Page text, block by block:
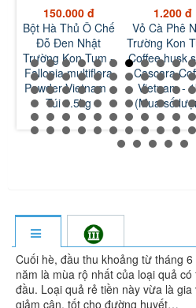
150.000 đ
Bột Hà Thủ Ô Chế
Đỗ Đen Nhật
Trường Kon Tum -
Fallopia multiflora
Powder Vietnam -
Túi 0.5kg
1.200 đ
Vỏ Cà Phê
Trường Kon
Coffee husk
Cascara
Vietnam -
(Mua số
Cuối hè, đầu thu khoảng từ tháng
năm là mùa rộ nhất của loại quả
đầu. Loại quả rẻ tiền này vừa là
giảm cân, tốt cho đường huyết…